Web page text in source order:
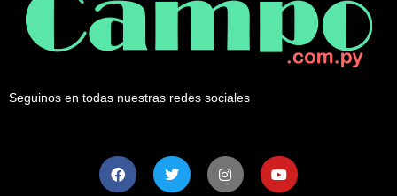
Seguinos en todas nuestras redes sociales